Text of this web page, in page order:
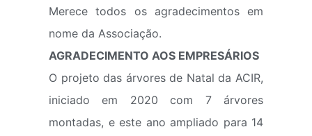
Merece todos os agradecimentos em
nome da Associação.
AGRADECIMENTO AOS EMPRESÁRIOS
O projeto das árvores de Natal da ACIR,
iniciado em 2020 com 7 árvores
montadas, e este ano ampliado para 14